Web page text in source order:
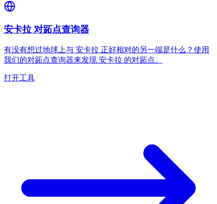
安卡拉 对跖点查询器
有没有想过地球上与 安卡拉 正好相对的另一端是什么？使用
我们的对跖点查询器来发现 安卡拉 的对跖点。
打开工具